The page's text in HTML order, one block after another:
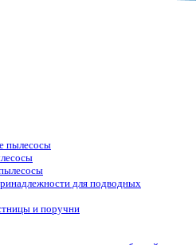
пылесосы
для подводных
и поручни